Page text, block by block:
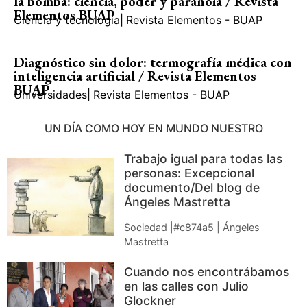
Elementos BUAP
Ciencia y tecnología Revista Elementos - BUAP
Diagnóstico sin dolor: termografía médica con
inteligencia artificial / Revista Elementos
BUAP
Universidades Revista Elementos - BUAP
UN DÍA COMO HOY EN MUNDO NUESTRO
Trabajo igual para todas las
personas: Excepcional
documento/Del blog de
Ángeles Mastretta
Sociedad |#c874a5 | Ángeles
Mastretta
Cuando nos encontrábamos
en las calles con Julio
Glockner